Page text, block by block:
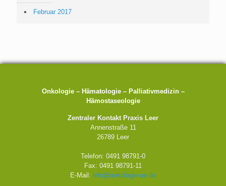
Februar 2017
Onkologie – Hämatologie – Palliativmedizin –
Hämostaseologie
Zentraler Kontakt Praxis Leer
Annenstraße 11
26789 Leer
Telefon: 0491 98791-0
Fax: 0491 98791-11
E-Mail: info@onkologie-ue.de